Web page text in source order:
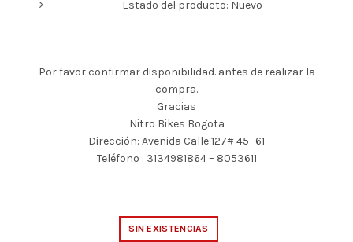
Estado del producto: Nuevo
Por favor confirmar disponibilidad. antes de realizar la
compra.
Gracias
Nitro Bikes Bogota
Dirección: Avenida Calle 127# 45 -61
Teléfono : 3134981864 – 8053611
SIN EXISTENCIAS